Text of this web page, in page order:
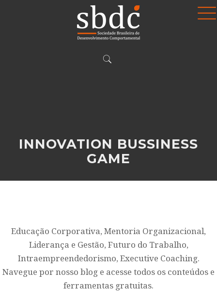
INNOVATION BUSSINESS
GAME
Educação Corporativa, Mentoria Organizacional,
Liderança e Gestão, Futuro do Trabalho,
Intraempreendedorismo, Executive Coaching.
Navegue por nosso blog e acesse todos os conteúdos e
ferramentas gratuitas.